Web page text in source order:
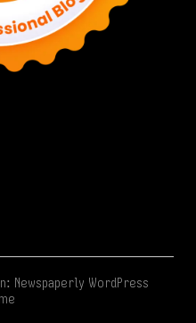
Newspaperly WordPress